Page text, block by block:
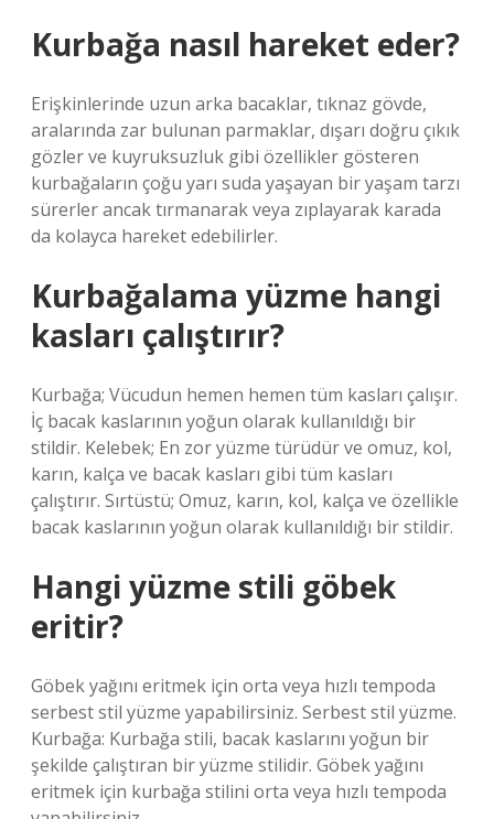
Kurbağa nasıl hareket eder?
Erişkinlerinde uzun arka bacaklar, tıknaz gövde,
aralarında zar bulunan parmaklar, dışarı doğru çıkık
gözler ve kuyruksuzluk gibi özellikler gösteren
kurbağaların çoğu yarı suda yaşayan bir yaşam tarzı
sürerler ancak tırmanarak veya zıplayarak karada
da kolayca hareket edebilirler.
Kurbağalama yüzme hangi
kasları çalıştırır?
Kurbağa; Vücudun hemen hemen tüm kasları çalışır.
İç bacak kaslarının yoğun olarak kullanıldığı bir
stildir. Kelebek; En zor yüzme türüdür ve omuz, kol,
karın, kalça ve bacak kasları gibi tüm kasları
çalıştırır. Sırtüstü; Omuz, karın, kol, kalça ve özellikle
bacak kaslarının yoğun olarak kullanıldığı bir stildir.
Hangi yüzme stili göbek
eritir?
Göbek yağını eritmek için orta veya hızlı tempoda
serbest stil yüzme yapabilirsiniz. Serbest stil yüzme.
Kurbağa: Kurbağa stili, bacak kaslarını yoğun bir
şekilde çalıştıran bir yüzme stilidir. Göbek yağını
eritmek için kurbağa stilini orta veya hızlı tempoda